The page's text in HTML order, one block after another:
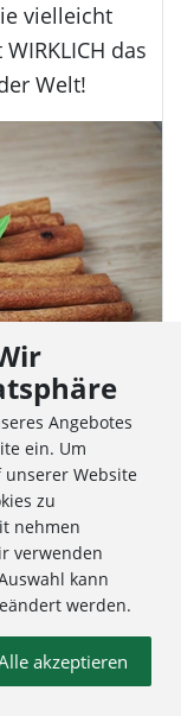
vielleicht
das
Welt!
bei
und
ist fein und
zum
Angebotes
ein. Um
Website
zu
nehmen
verwenden
kann
werden.
akzeptieren